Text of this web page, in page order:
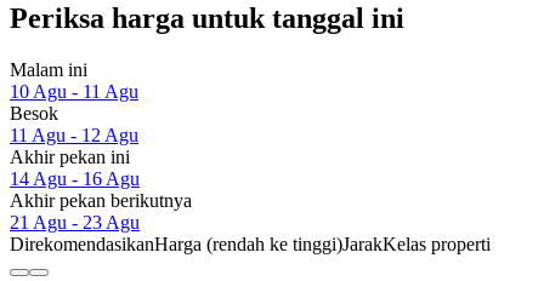
Periksa harga untuk tanggal ini
Malam ini
10 Agu - 11 Agu
Besok
11 Agu - 12 Agu
Akhir pekan ini
14 Agu - 16 Agu
Akhir pekan berikutnya
21 Agu - 23 Agu
DirekomendasikanHarga (rendah ke tinggi)JarakKelas properti